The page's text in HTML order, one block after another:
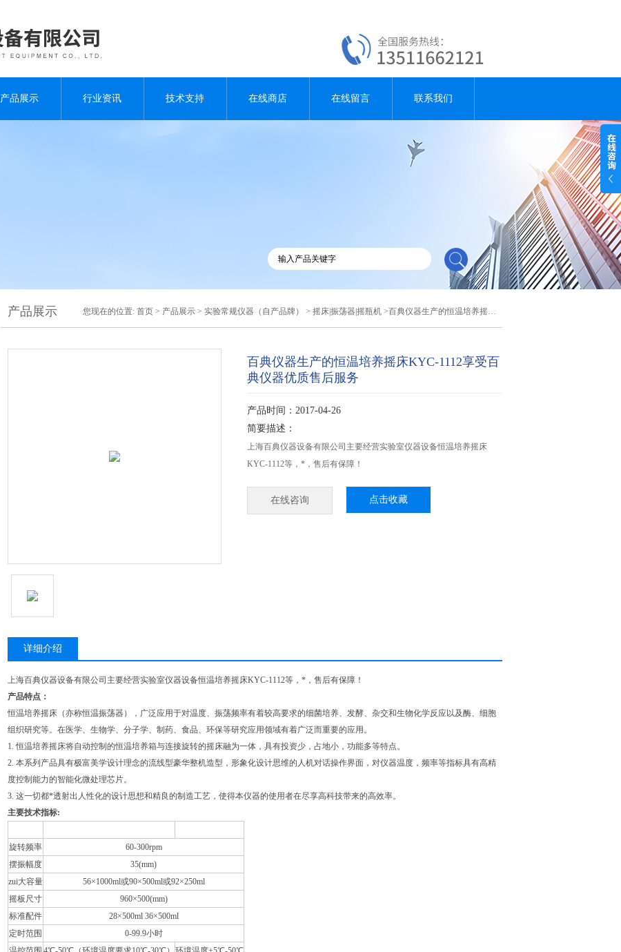
产品展示 行业资讯 技术支持 在线商店 在线留言 联系我们
产品展示 您现在的位置: 首页 > 产品展示 > 实验常规仪器（自产品牌） > 摇床|振荡器|摇瓶机 >百典仪器生产的恒温培养摇床KYC-1112享受百典仪器优质售后服务
百典仪器生产的恒温培养摇床KYC-1112享受百
典仪器优质售后服务
产品时间：2017-04-26
简要描述：
上海百典仪器设备有限公司主要经营实验室仪器设备恒温培养摇床
KYC-1112等，*，售后有保障！
在线咨询 点击收藏
详细介绍
上海百典仪器设备有限公司主要经营实验室仪器设备恒温培养摇床KYC-1112等，*，售后有保障！
产品特点：
恒温培养摇床（亦称恒温振荡器），广泛应用于对温度、振荡频率有着较高要求的细菌培养、发酵、杂交和生物化学反应以及酶、细胞
组织研究等。在医学、生物学、分子学、制药、食品、环保等研究应用领域有着广泛而重要的应用。
1. 恒温培养摇床将自动控制的恒温培养箱与连接旋转的摇床融为一体，具有投资少，占地小，功能多等特点。
2. 本系列产品具有极富美学设计理念的流线型豪华整机造型，形象化设计思维的人机对话操作界面，对仪器温度，频率等指标具有高精
度控制能力的智能化微处理芯片。
3. 这一切都*透射出人性化的设计思想和精良的制造工艺，使得本仪器的使用者在尽享高科技带来的高效率。
主要技术指标:
旋转频率
60-300rpm
摆振幅度
35(mm)
zui大容量
56×1000ml或90×500ml或92×250ml
摇板尺寸
960×500(mm)
标准配件
28×500ml 36×500ml
定时范围
0-99.9小时